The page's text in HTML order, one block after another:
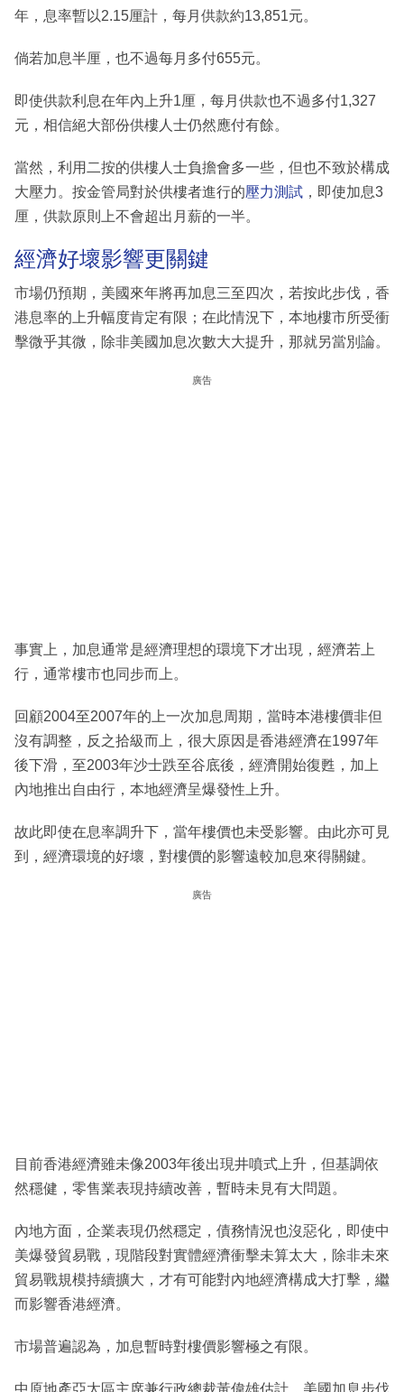
年，息率暫以2.15厘計，每月供款約13,851元。
倘若加息半厘，也不過每月多付655元。
即使供款利息在年內上升1厘，每月供款也不過多付1,327
元，相信絕大部份供樓人士仍然應付有餘。
當然，利用二按的供樓人士負擔會多一些，但也不致於構成
大壓力。按金管局對於供樓者進行的壓力測試 ，即使加息3
厘，供款原則上不會超出月薪的一半。
經濟好壞影響更關鍵
市場仍預期，美國來年將再加息三至四次，若按此步伐，香
港息率的上升幅度肯定有限；在此情況下，本地樓市所受衝
擊微乎其微，除非美國加息次數大大提升，那就另當別論。
廣告
事實上，加息通常是經濟理想的環境下才出現，經濟若上
行，通常樓市也同步而上。
回顧2004至2007年的上一次加息周期，當時本港樓價非但
沒有調整，反之拾級而上，很大原因是香港經濟在1997年
後下滑，至2003年沙士跌至谷底後，經濟開始復甦，加上
內地推出自由行，本地經濟呈爆發性上升。
故此即使在息率調升下，當年樓價也未受影響。由此亦可見
到，經濟環境的好壞，對樓價的影響遠較加息來得關鍵。
廣告
目前香港經濟雖未像2003年後出現井噴式上升，但基調依
然穩健，零售業表現持續改善，暫時未見有大問題。
內地方面，企業表現仍然穩定，債務情況也沒惡化，即使中
美爆發貿易戰，現階段對實體經濟衝擊未算太大，除非未來
貿易戰規模持續擴大，才有可能對內地經濟構成大打擊，繼
而影響香港經濟。
市場普遍認為，加息暫時對樓價影響極之有限。
中原地產亞太區主席兼行政總裁黃偉雄估計，美國加息步伐